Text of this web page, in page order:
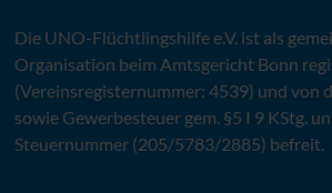
Die UNO-Flüchtlingshilfe e.V.ist als
Organisation beim Amtsgericht Bonn
(Vereinsregisternummer: 4539) und von
sowie Gewerbesteuer gem. §5 I 9 KStg.
Steuernummer (205/5783/2885) befreit.